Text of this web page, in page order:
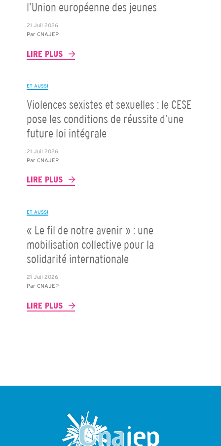
l’Union européenne des jeunes
21 Juil 2026
Par CNAJEP
LIRE PLUS
ET AUSSI
Violences sexistes et sexuelles : le CESE
pose les conditions de réussite d’une
future loi intégrale
21 Juil 2026
Par CNAJEP
LIRE PLUS
ET AUSSI
« Le fil de notre avenir » : une
mobilisation collective pour la
solidarité internationale
21 Juil 2026
Par CNAJEP
LIRE PLUS